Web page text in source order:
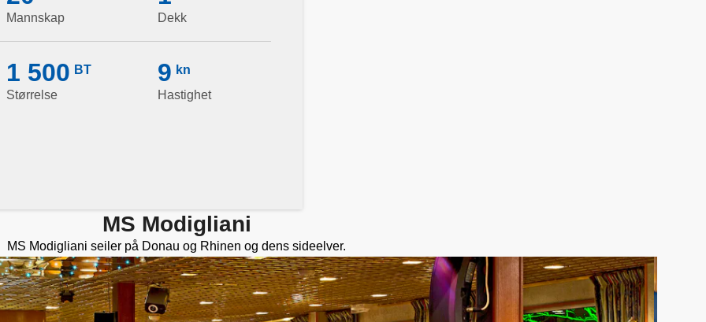
Mannskap Dekk
Størrelse
1 500 BT
Hastighet
9 kn
MS Modigliani
MS Modigliani seiler på Donau og Rhinen og dens sideelver.